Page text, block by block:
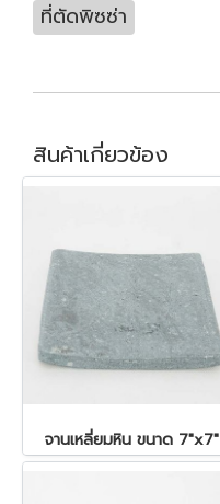
ที่ตัดพิซซ่า
สินค้าเกี่ยวข้อง
จานเหลี่ยมหิน ขนาด 7"x7"